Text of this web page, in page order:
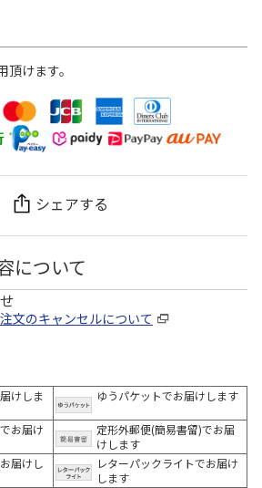
けます。
シェアする
について
注文のキャンセルについて
けしま
ゆうパケットでお届けします
お届け
定形外郵便(簡易書留)でお届
けします
届けし
レターパックライトでお届け
します